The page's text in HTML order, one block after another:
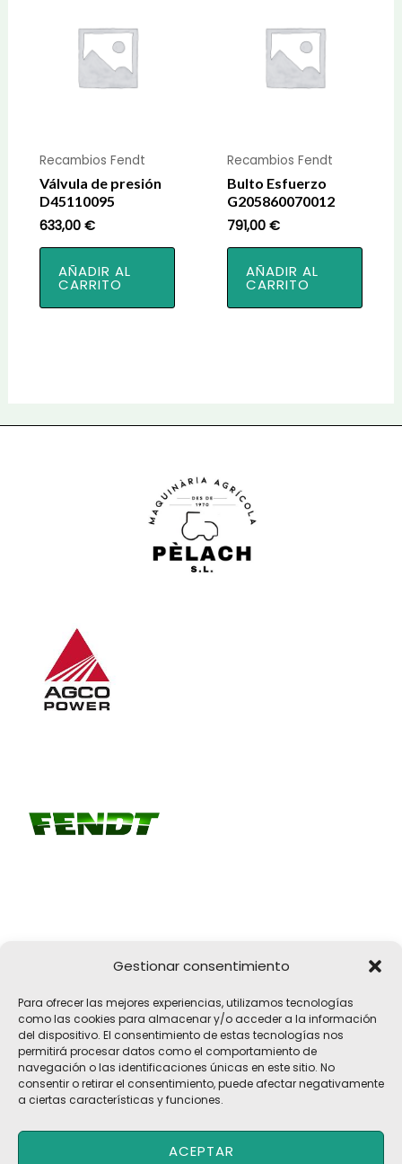
Gestionar consentimiento
Para ofrecer las mejores experiencias, utilizamos tecnologías
como las cookies para almacenar y/o acceder a la información
del dispositivo. El consentimiento de estas tecnologías nos
permitirá procesar datos como el comportamiento de
navegación o las identificaciones únicas en este sitio. No
consentir o retirar el consentimiento, puede afectar negativamente
a ciertas características y funciones.
ACEPTAR
Recambios Fendt
Válvula de presión
D45110095
633,00 €
AÑADIR AL
CARRITO
Recambios Fendt
Bulto Esfuerzo
G205860070012
791,00€
AÑADIR AL
CARRITO
17183 Vilobí d'Onyar, Girona
pelach@pelach.es
☎972 47 30 61
Copyright © 2026 Maquinària Agrícola Pèlach, S.L | Powered by
Maria CB